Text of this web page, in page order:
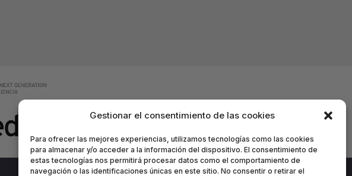
Gestionar el consentimiento de las cookies
Para ofrecer las mejores experiencias, utilizamos tecnologías como las cookies
para almacenar y/o acceder a la información del dispositivo. El consentimiento de
estas tecnologías nos permitirá procesar datos como el comportamiento de
navegación o las identificaciones únicas en este sitio. No consentir o retirar el